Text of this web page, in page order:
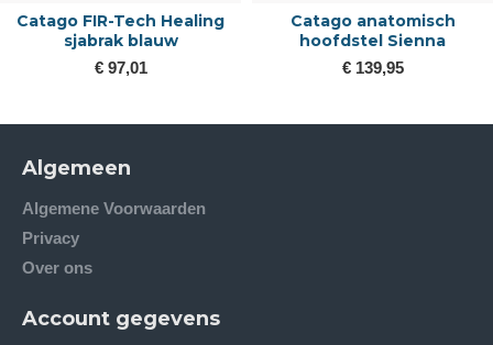
Catago FIR-Tech Healing
sjabrak blauw
€ 97,01
Catago anatomisch
hoofdstel Sienna
€ 139,95
Algemeen
Algemene Voorwaarden
Privacy
Over ons
Account gegevens